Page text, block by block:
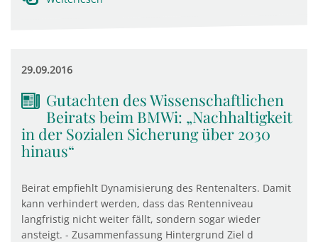
29.09.2016
Gutachten des Wissenschaftlichen
Beirats beim BMWi: „Nachhaltigkeit
in der Sozialen Sicherung über 2030
hinaus“
Beirat empfiehlt Dynamisierung des Rentenalters. Damit
kann verhindert werden, dass das Rentenniveau
langfristig nicht weiter fällt, sondern sogar wieder
ansteigt. - Zusammenfassung Hintergrund Ziel d